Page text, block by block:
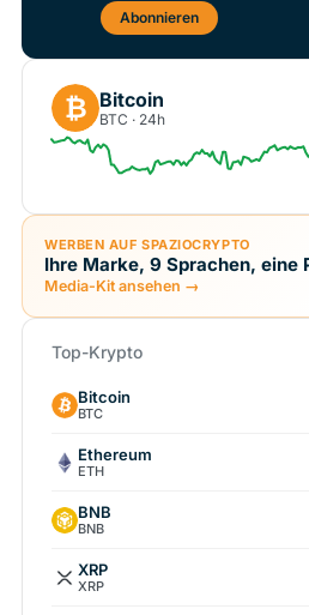
Abonnieren
₿ Bitcoin
BTC · 24h
WERBEN AUF SPAZIOCRYPTO
Ihre Marke, 9 Sprachen, eine
Media-Kit ansehen →
Top-Krypto
Bitcoin
BTC
Ethereum
ETH
BNB
BNB
XRP
XRP